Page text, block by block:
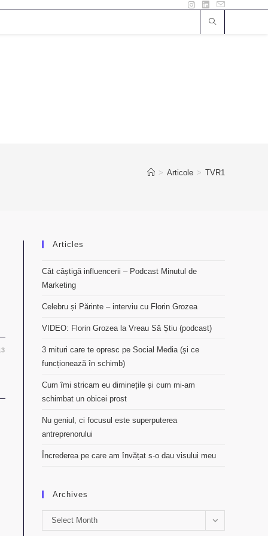
> Articole > TVR1
Articles
Cât câștigă influencerii – Podcast Minutul de
Marketing
Celebru și Părinte – interviu cu Florin Grozea
VIDEO: Florin Grozea la Vreau Să Știu (podcast)
3 mituri care te opresc pe Social Media (și ce
funcționează în schimb)
Cum îmi stricam eu diminețile și cum mi-am
schimbat un obicei prost
Nu geniul, ci focusul este superputerea
antreprenorului
Încrederea pe care am învățat s-o dau visului meu
Archives
Archives
Select Month